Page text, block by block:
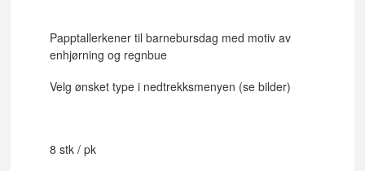
Papptallerkener til barnebursdag med motiv av
enhjørning og regnbue
Velg ønsket type i nedtrekksmenyen (se bilder)
8 stk / pk